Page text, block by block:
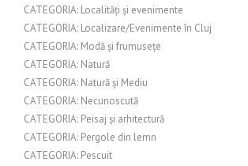
CATEGORIA: Localități și evenimente
CATEGORIA: Localizare/Evenimente în Cluj
CATEGORIA: Modă și frumusețe
CATEGORIA: Natură
CATEGORIA: Natură și Mediu
CATEGORIA: Necunoscută
CATEGORIA: Peisaj și arhitectură
CATEGORIA: Pergole din lemn
CATEGORIA: Pescuit